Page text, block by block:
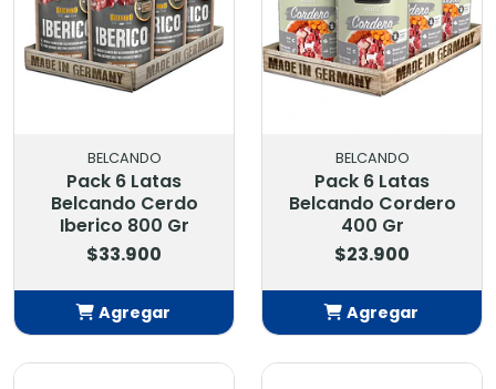
BELCANDO
Pack 6 Latas
Belcando Cerdo
Iberico 800 Gr
$33.900
Agregar
Añadido
BELCANDO
Pack 6 Latas
Belcando Cordero
400 Gr
$23.900
Agregar
Añadido